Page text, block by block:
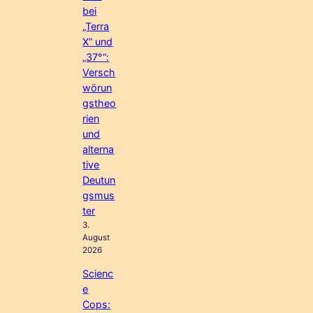
bei
„Terra
X“ und
„37°“:
Versch
wörun
gstheo
rien
und
alterna
tive
Deutun
gsmus
ter
3.
August
2026
Scienc
e
Cops: